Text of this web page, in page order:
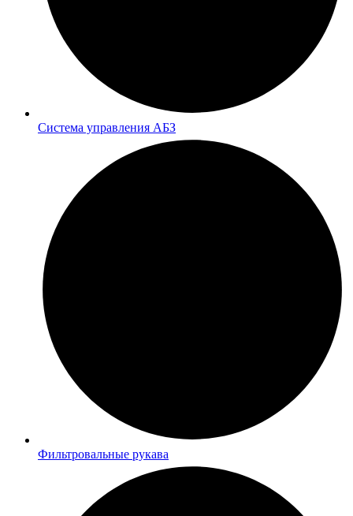
Система управления АБЗ
Фильтровальные рукава